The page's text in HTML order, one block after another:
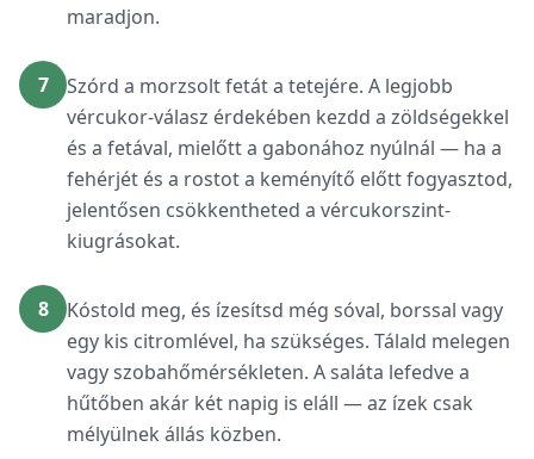
maradjon.
7
Szórd a morzsolt fetát a tetejére. A legjobb
vércukor-válasz érdekében kezdd a zöldségekkel
és a fetával, mielőtt a gabonához nyúlnál — ha a
fehérjét és a rostot a keményítő előtt fogyasztod,
jelentősen csökkentheted a vércukorszint-
kiugrásokat.
8
Kóstold meg, és ízesítsd még sóval, borssal vagy
egy kis citromlével, ha szükséges. Tálald melegen
vagy szobahőmérsékleten. A saláta lefedve a
hűtőben akár két napig is eláll — az ízek csak
mélyülnek állás közben.